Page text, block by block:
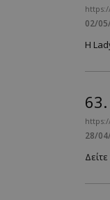
02/
Η
63.
28/